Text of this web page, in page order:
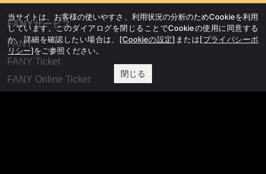
FANYサービス
FANY
FANY Ticket
FANY Online Ticket
当サイトは、お客様の使いやすさ、利用状況の分析のためCookieを利用
しています。このダイアログを閉じることでCookieの使用に同意する
か、詳細を確認したい場合は、 [Cookieの設定] または[プライバシーポ
リシー]をご参照ください。
閉じる